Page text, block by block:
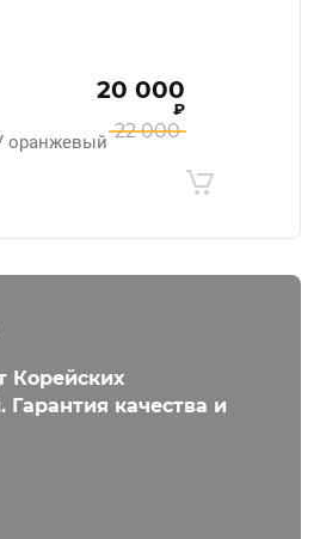
оранжевый 22 000
20 000
₽
Корейских
Гарантия качества и